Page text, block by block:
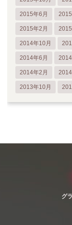
2015年6月
2015年2月
2014年10月
2014年6月
2014年2月
2013年10月
グ